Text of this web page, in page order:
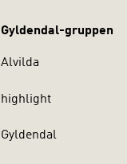
Gyldendal-gruppen
Alvilda
highlight
Gyldendal